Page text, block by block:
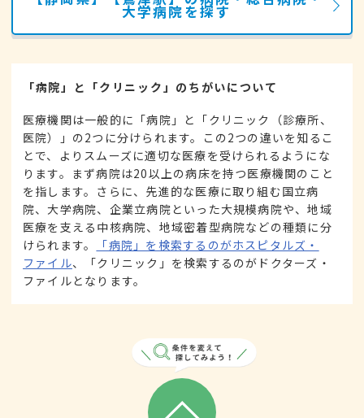
大学病院を探す
「病院」と「クリニック」のちがいについて
医療機関は一般的に「病院」と「クリニック（診療所、
医院）」の2つに分けられます。この2つの違いを知るこ
とで、よりスムーズに適切な医療を受けられるようにな
ります。まず病院は20以上の病床を持つ医療機関のこと
を指します。さらに、先進的な医療に取り組む国立病
院、大学病院、企業立病院といった大規模病院や、地域
医療を支える中核病院、地域密着型病院などの種類に分
けられます。
「病院」を検索するのがホスピタルズ・
ファイル、「クリニック」を検索するのがドクターズ・
ファイルとなります。